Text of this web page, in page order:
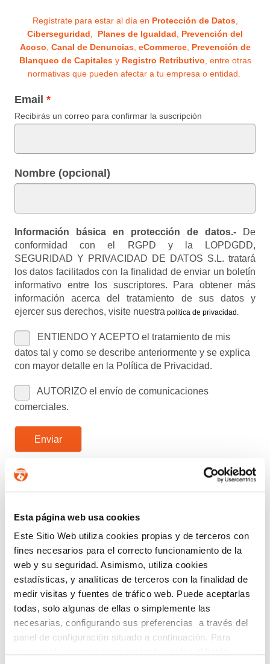
Esta página web usa cookies
Este Sitio Web utiliza cookies propias y de terceros con
fines necesarios para el correcto funcionamiento de la
web y su seguridad. Asimismo, utiliza cookies
estadísticas, y analíticas de terceros con la finalidad de
medir visitas y fuentes de tráfico web. Puede aceptarlas
todas, solo algunas de ellas o simplemente las
necesarias, configurando sus preferencias a través del
panel de configuración situado a continuación. Para
Regístrate para estar al día en Protección de Datos,
Ciberseguridad, Planes de Igualdad, Prevención del
Acoso, Canal de Denuncias, eCommerce, Prevención de
Blanqueo de Capitalesy Registro Retributivo, entre otras
normativas que pueden afectar a tu empresa o entidad.
Email
Recibirás un correo para confirmar la suscripción
Nombre (opcional)
Información básica en protección de datos.- De
conformidad con el RGPD y la LOPDGDD,
SEGURIDAD Y PRIVACIDAD DE DATOS S.L. tratará
los datos facilitados con la finalidad de enviar un boletín
informativo entre los suscriptores. Para obtener más
información acerca del tratamiento de sus datos y
ejercer sus derechos, visite nuestra política de privacidad .
ENTIENDO Y ACEPTO el tratamiento de mis
datos tal y como se describe anteriormente y se explica
con mayor detalle en la Política de Privacidad.
AUTORIZO el envío de comunicaciones
comerciales.
Enviar
Buscar:
ACUERDOS Y COLABORACIONES
AVISOS
CIBERSEGURIDAD
COMPLIANCE
CONSULTORA RGPD
CORPORATIVO